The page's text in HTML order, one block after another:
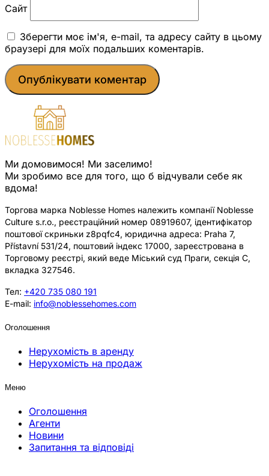
Сайт
Зберегти моє ім'я, e-mail, та адресу сайту в цьому
браузері для моїх подальших коментарів.
Ми домовимося! Ми заселимо!
Ми зробимо все для того, що б відчували себе як
вдома!
Торгова марка Noblesse Homes належить компанії Noblesse
Culture s.r.o., реєстраційний номер 08919607, ідентифікатор
поштової скриньки z8pqfc4, юридична адреса: Praha 7,
Přístavní 531/24, поштовий індекс 17000, зареєстрована в
Торговому реєстрі, який веде Міський суд Праги, секція C,
вкладка 327546.
Тел: +420 735 080 191
E-mail: info@noblessehomes.com
Оголошення
Нерухомість в аренду
Нерухомість на продаж
Меню
Оголошення
Агенти
Новини
Запитання та відповіді